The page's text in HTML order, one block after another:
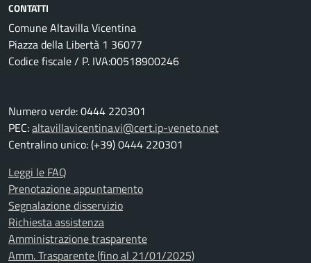
CONTATTI
Comune Altavilla Vicentina
Piazza della Libertà 1 36077
Codice fiscale / P. IVA:00518900246
Numero verde: 0444 220301
PEC:altavillavicentina.vi@cert.ip-veneto.net
Centralino unico: (+39) 0444 220301
Leggi le FAQ
Prenotazione appuntamento
Segnalazione disservizio
Richiesta assistenza
Amministrazione trasparente
Amm. Trasparente (fino al 21/01/2025)